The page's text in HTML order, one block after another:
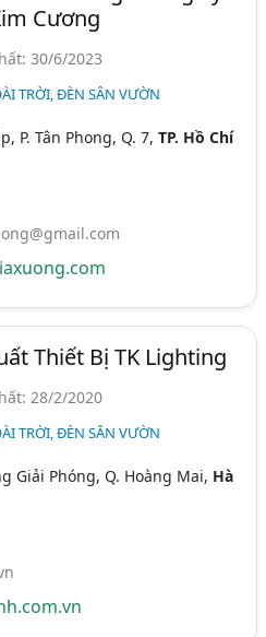
Cương
30/6/2023
TRỜI, ĐÈN SÂN VƯỜN
P. Tân Phong, Q. 7,TP. Hồ Chí
Thiết Bị TK Lighting
28/2/2020
TRỜI, ĐÈN SÂN VƯỜN
Giải Phóng, Q. Hoàng Mai, Hà